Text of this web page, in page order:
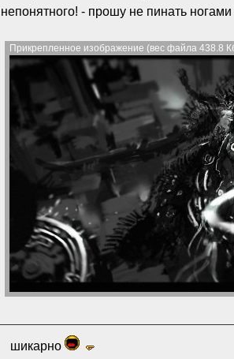
непонятного! - прошу не пинать
Прикрепленное изображение (вес файла 438.8
шикарно